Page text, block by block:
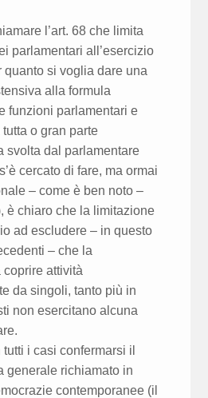
l’art. 68 che limita
parlamentari all’esercizio
quanto si voglia dare una
alla formula
funzioni parlamentari e
o gran parte
svolta dal parlamentare
cercato di fare, ma ormai
– come è ben noto –
è chiaro che la limitazione
ad escludere – in questo
– che la
attività
da singoli, tanto più in
non esercitano alcuna
i casi confermarsi il
generale richiamato in
contemporanee (il